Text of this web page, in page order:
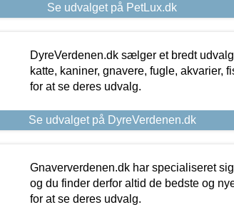
Se udvalget på PetLux.dk
DyreVerdenen.dk sælger et bredt
katte, kaniner, gnavere, fugle, akvarier,
for at se deres udvalg.
Se udvalget på DyreVerdenen.dk
Gnaververdenen.dk har specialiseret
og du finder derfor altid de bedste og
for at se deres udvalg.